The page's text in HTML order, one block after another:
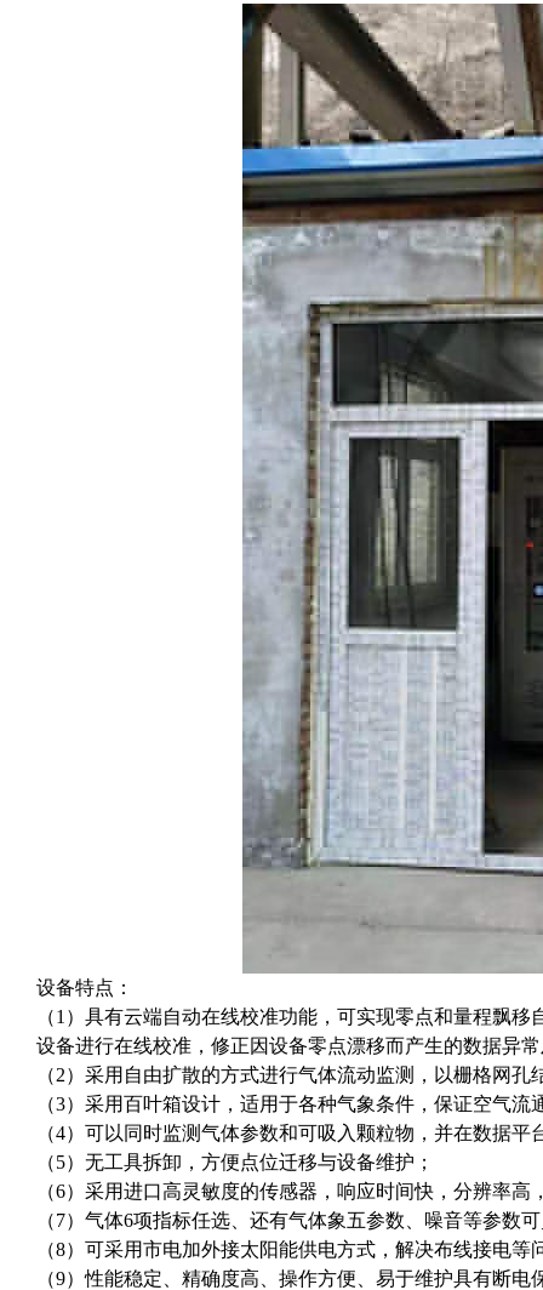
设备特点：
（1）具有云端自动在线校准功能，可实现零点和量程飘
设备进行在线校准，修正因设备零点漂移而产生的数据异
（2）采用自由扩散的方式进行气体流动监测，以栅格网
（3）采用百叶箱设计，适用于各种气象条件，保证空气流
（4）可以同时监测气体参数和可吸入颗粒物，并在数据平
（5）无工具拆卸，方便点位迁移与设备维护；
（6）采用进口高灵敏度的传感器，响应时间快，分辨率高
（7）气体6项指标任选、还有气体象五参数、噪音等参数
（8）可采用市电加外接太阳能供电方式，解决布线接电等
（9）性能稳定、精确度高、操作方便、易于维护具有断电